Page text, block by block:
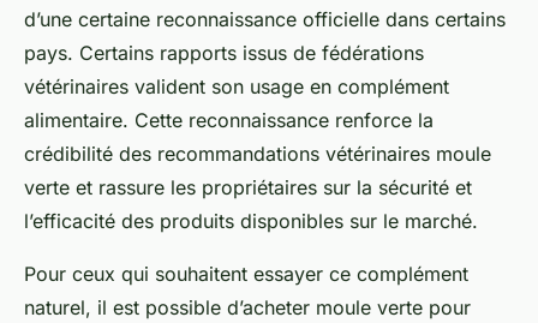
d’une certaine reconnaissance officielle dans certains
pays. Certains rapports issus de fédérations
vétérinaires valident son usage en complément
alimentaire. Cette reconnaissance renforce la
crédibilité des recommandations vétérinaires moule
verte et rassure les propriétaires sur la sécurité et
l’efficacité des produits disponibles sur le marché.
Pour ceux qui souhaitent essayer ce complément
naturel, il est possible d’acheter moule verte pour